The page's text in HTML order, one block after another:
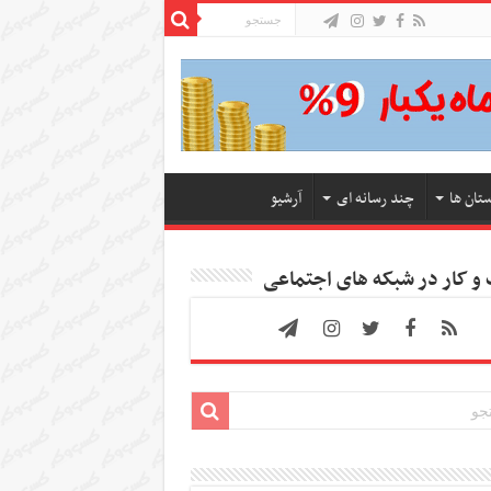
ها چند رسانه ای آرشیو
کار در شبکه های اجتماعی